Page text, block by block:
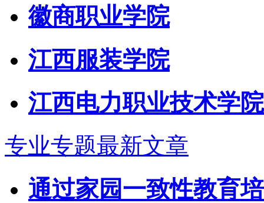
徽商职业学院
江西服装学院
江西电力职业技术学院
专业专题最新文章
通过家园一致性教育